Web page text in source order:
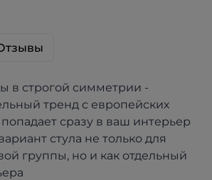
в строгой симметрии -
тренд с европейских
сразу в ваш интерьер
стула не только для
группы, но и как отдельный